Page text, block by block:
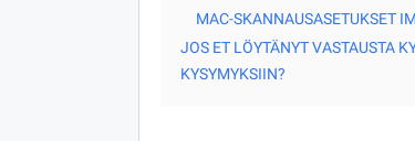
MAC-SKANNAUSASETUKSET
JOS ET LÖYTÄNYT VASTAUSTA
KYSYMYKSIIN?